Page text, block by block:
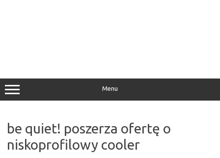
Menu
be quiet! poszerza ofertę o
niskoprofilowy cooler